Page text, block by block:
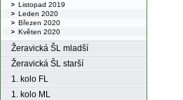
Listopad 2019
Leden 2020
Březen 2020
Květen 2020
Žeravická ŠL mladší
Žeravická ŠL starší
1. kolo FL
1. kolo ML